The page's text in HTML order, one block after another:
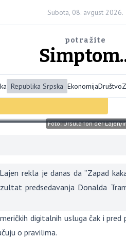
Subota, 08. avgust 2026.
potražite
Republika Srpska EkonomijaDruštvo
Foto: Ursula fon der Lajen/
Trampa, Zapad
rekla je danas da ”Zapad
predsedavanja Donalda
digitalnih usluga čak i pred
o pravilima.